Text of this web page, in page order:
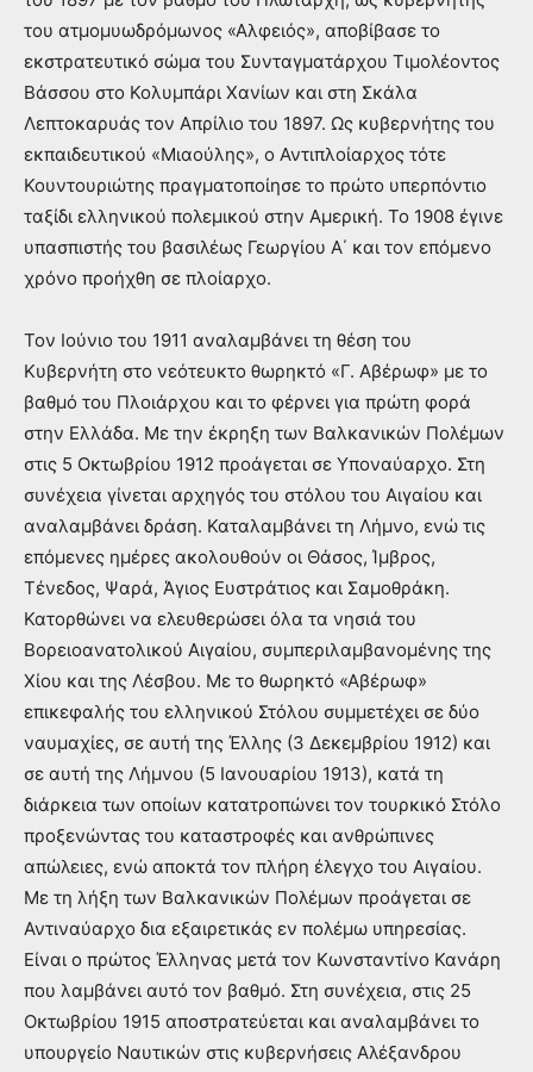
του ατμομυωδρόμωνος «Αλφειός», αποβίβασε το
εκστρατευτικό σώμα του Συνταγματάρχου Τιμολέοντος
Βάσσου στο Κολυμπάρι Χανίων και στη Σκάλα
Λεπτοκαρυάς τον Απρίλιο του 1897. Ως κυβερνήτης του
εκπαιδευτικού «Μιαούλης», ο Αντιπλοίαρχος τότε
Κουντουριώτης πραγματοποίησε το πρώτο υπερπόντιο
ταξίδι ελληνικού πολεμικού στην Αμερική. Το 1908 έγινε
υπασπιστής του βασιλέως Γεωργίου Α΄ και τον επόμενο
χρόνο προήχθη σε πλοίαρχο.
Τον Ιούνιο του 1911 αναλαμβάνει τη θέση του
Κυβερνήτη στο νεότευκτο θωρηκτό «Γ. Αβέρωφ» με το
βαθμό του Πλοιάρχου και το φέρνει για πρώτη φορά
στην Ελλάδα. Με την έκρηξη των Βαλκανικών Πολέμων
στις 5 Οκτωβρίου 1912 προάγεται σε Υποναύαρχο. Στη
συνέχεια γίνεται αρχηγός του στόλου του Αιγαίου και
αναλαμβάνει δράση. Καταλαμβάνει τη Λήμνο, ενώ τις
επόμενες ημέρες ακολουθούν οι Θάσος, Ίμβρος,
Τένεδος, Ψαρά, Άγιος Ευστράτιος και Σαμοθράκη.
Κατορθώνει να ελευθερώσει όλα τα νησιά του
Βορειοανατολικού Αιγαίου, συμπεριλαμβανομένης της
Χίου και της Λέσβου. Με το θωρηκτό «Αβέρωφ»
επικεφαλής του ελληνικού Στόλου συμμετέχει σε δύο
ναυμαχίες, σε αυτή της Έλλης (3 Δεκεμβρίου 1912) και
σε αυτή της Λήμνου (5 Ιανουαρίου 1913), κατά τη
διάρκεια των οποίων κατατροπώνει τον τουρκικό Στόλο
προξενώντας του καταστροφές και ανθρώπινες
απώλειες, ενώ αποκτά τον πλήρη έλεγχο του Αιγαίου.
Με τη λήξη των Βαλκανικών Πολέμων προάγεται σε
Αντιναύαρχο δια εξαιρετικάς εν πολέμω υπηρεσίας.
Είναι ο πρώτος Έλληνας μετά τον Κωνσταντίνο Κανάρη
που λαμβάνει αυτό τον βαθμό. Στη συνέχεια, στις 25
Οκτωβρίου 1915 αποστρατεύεται και αναλαμβάνει το
υπουργείο Ναυτικών στις κυβερνήσεις Αλέξανδρου